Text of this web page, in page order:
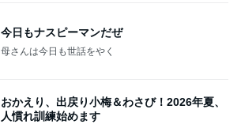
今日もナスピーマンだぜ
母さんは今日も世話をやく
おかえり、出戻り小梅＆わさび！2026年夏、
人慣れ訓練始めます